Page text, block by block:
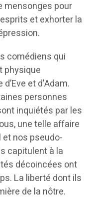
mensonges pour
et exhorter la
comédiens qui
physique
et d’Adam.
personnes
inquiétés par les
une telle affaire
nos pseudo-
capitulent à la
décoincées ont
La liberté dont ils
de la nôtre.